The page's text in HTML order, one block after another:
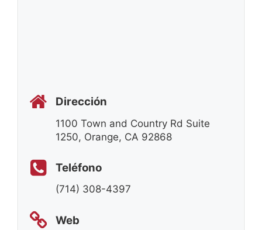
Dirección
1100 Town and Country Rd Suite
1250, Orange, CA 92868
Teléfono
(714) 308-4397
Web